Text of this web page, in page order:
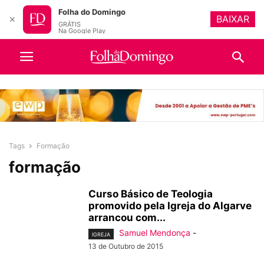
Tags Formação
formação
Curso Básico de Teologia
promovido pela Igreja do Algarve
arrancou com...
IGREJA Samuel Mendonça -
13 de Outubro de 2015
✕
Folha do Domingo
GRÁTIS
Na Google Play
BAIXAR